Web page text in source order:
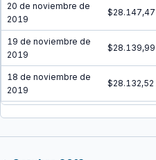
20 de noviembre de
2019
$28.147,47
19 de noviembre de
2019
$28.139,99
18 de noviembre de
2019
$28.132,52
$28.125,05